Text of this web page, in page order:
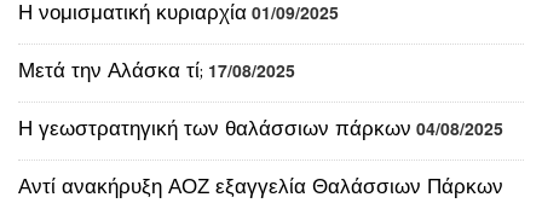
Μετά την Αλάσκα τί; 17/08/2025
Η γεωστρατηγική των θαλάσσιων πάρκων
Αντί ανακήρυξη ΑΟΖ εξαγγελία Θαλάσσιων Πάρκων
22/07/2025